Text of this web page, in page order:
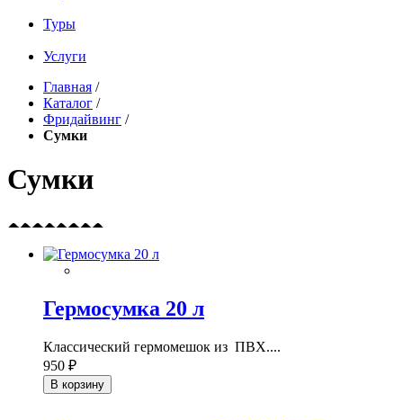
Туры
Услуги
Главная /
Каталог /
Фридайвинг /
Сумки
Сумки
Гермосумка 20 л
Классический гермомешок из ПВХ....
950 ₽
В корзину